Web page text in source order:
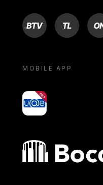
BTV TL ON
MOBILE APP
yoU@B
Bocconi shop